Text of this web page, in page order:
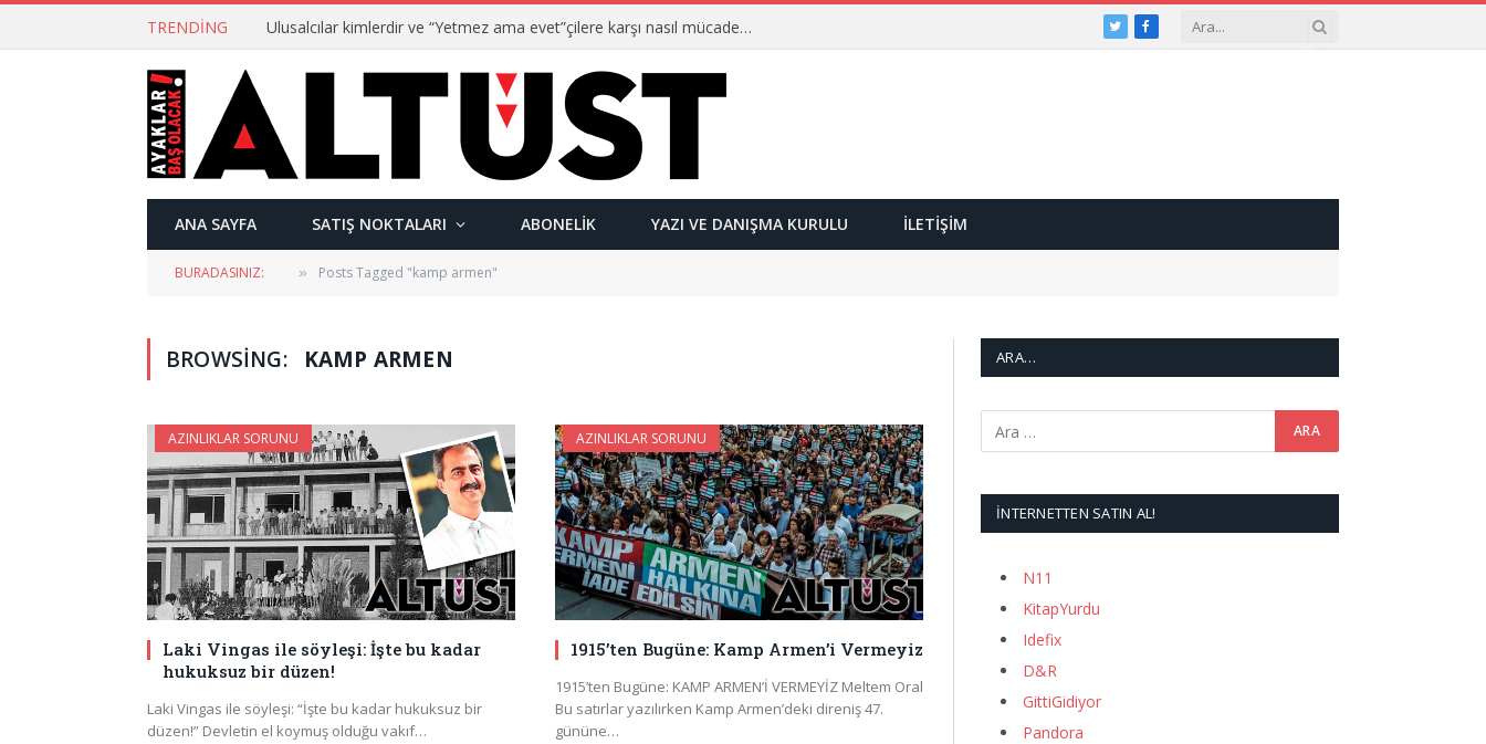
TRENDING Ulusalcılar kimlerdir ve “Yetmez ama evet”çilere karşı nasıl mücadele ederler? TwitterFacebook
ANA SAYFA SATIŞ NOKTALARI ABONELIK YAZI VE DANIŞMA KURULU İLETIŞIM
BURADASINIZ: » Posts Tagged "kamp armen"
BROWSING: KAMP ARMEN
AZINLIKLAR SORUNU
Laki Vingas ile söyleşi: İşte bu kadar
hukuksuz bir düzen!
Laki Vingas ile söyleşi: “İşte bu kadar hukuksuz bir
düzen!” Devletin el koymuş olduğu vakıf…
AZINLIKLAR SORUNU
1915’ten Bugüne: Kamp Armen’i Vermeyiz
1915’ten Bugüne: KAMP ARMEN’İ VERMEYİZ Meltem Oral
Bu satırlar yazılırken Kamp Armen’deki direniş 47.
gününe…
ARA…
İNTERNETTEN SATIN AL!
N11
KitapYurdu
Idefix
D&R
GittiGidiyor
Pandora